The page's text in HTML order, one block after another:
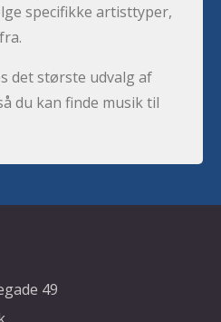
specifikke artisttyper,
det største udvalg af
du kan finde musik til
49